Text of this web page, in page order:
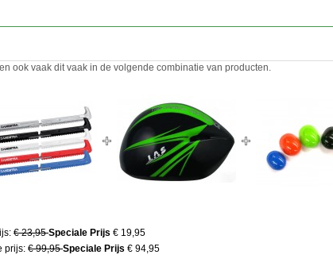
ook vaak dit vaak in de volgende combinatie van producten.
€ 23,95Speciale Prijs € 19,95
prijs: € 99,95Speciale Prijs € 94,95